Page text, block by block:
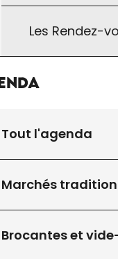
Les Rendez-
Tout l'agenda
Marchés
Brocantes et